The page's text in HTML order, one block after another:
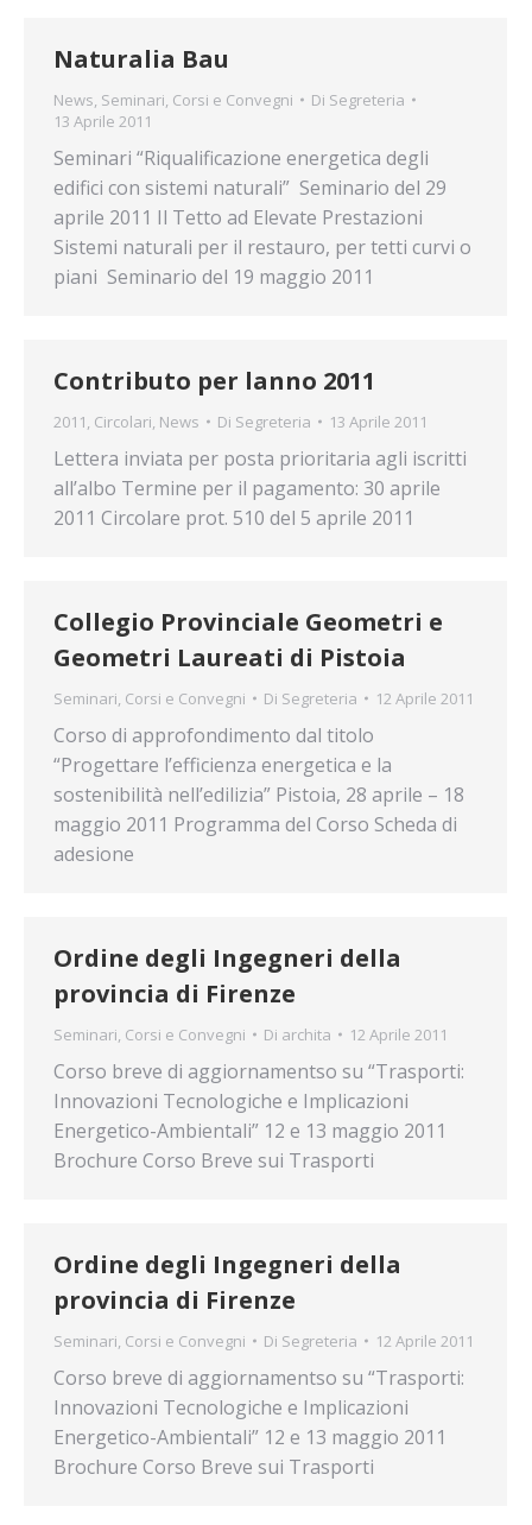
Naturalia Bau
News, Seminari, Corsi e Convegni Di Segreteria
13 Aprile 2011
Seminari “Riqualificazione energetica degli
edifici con sistemi naturali” Seminario del 29
aprile 2011 Il Tetto ad Elevate Prestazioni
Sistemi naturali per il restauro, per tetti curvi o
piani Seminario del 19 maggio 2011
Contributo per lanno 2011
2011, Circolari, News Di Segreteria 13 Aprile 2011
Lettera inviata per posta prioritaria agli iscritti
all’albo Termine per il pagamento: 30 aprile
2011 Circolare prot. 510 del 5 aprile 2011
Collegio Provinciale Geometri e
Geometri Laureati di Pistoia
Seminari, Corsi e Convegni Di Segreteria 12 Aprile 2011
Corso di approfondimento dal titolo
“Progettare l’efficienza energetica e la
sostenibilità nell’edilizia” Pistoia, 28 aprile – 18
maggio 2011 Programma del Corso Scheda di
adesione
Ordine degli Ingegneri della
provincia di Firenze
Seminari, Corsi e Convegni Di archita 12 Aprile 2011
Corso breve di aggiornamentso su “Trasporti:
Innovazioni Tecnologiche e Implicazioni
Energetico-Ambientali” 12 e 13 maggio 2011
Brochure Corso Breve sui Trasporti
Ordine degli Ingegneri della
provincia di Firenze
Seminari, Corsi e Convegni Di Segreteria 12 Aprile 2011
Corso breve di aggiornamentso su “Trasporti:
Innovazioni Tecnologiche e Implicazioni
Energetico-Ambientali” 12 e 13 maggio 2011
Brochure Corso Breve sui Trasporti